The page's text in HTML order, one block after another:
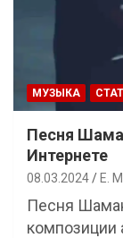
МУЗЫКА
Песня
Интернете
08.03.2024 Е.
Песня
композиции